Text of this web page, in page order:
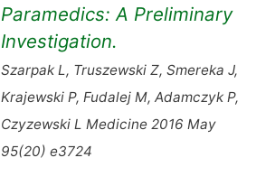
Paramedics: A Preliminary
Investigation.
Szarpak L, Truszewski Z, Smereka J,
Krajewski P, Fudalej M, Adamczyk P,
Czyzewski L Medicine 2016 May
95(20) e3724